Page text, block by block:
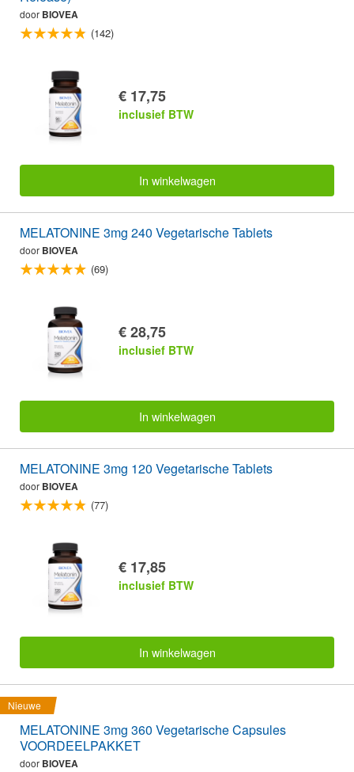
door BIOVEA
(142)
€ 17,75
inclusief BTW
In winkelwagen
MELATONINE 3mg 240 Vegetarische Tablets
door BIOVEA
(69)
€ 28,75
inclusief BTW
In winkelwagen
MELATONINE 3mg 120 Vegetarische Tablets
door BIOVEA
(77)
€ 17,85
inclusief BTW
In winkelwagen
Nieuwe
MELATONINE 3mg 360 Vegetarische Capsules
VOORDEELPAKKET
door BIOVEA